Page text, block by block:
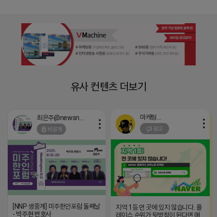
유사 컨텐츠 더보기
비공개
[NNP 생중계] 미주한인포럼 둘째날
- 박주현 변호사
광고
지역 1등 먼 곳에 있지 않습니다. 플
레이스 순위가 뒷받침이 된다면 매